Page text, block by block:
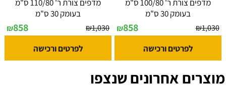
מדפים צורת ר' 100/80 ס"מ
בעומק 30 ס"מ
₪1,030
₪858
לפרטים ורכישה
מדפים צורת ר' 110/80 ס"מ
בעומק 30 ס"מ
₪1,030
₪858
לפרטים ורכישה
מוצרים אחרונים שנצפו